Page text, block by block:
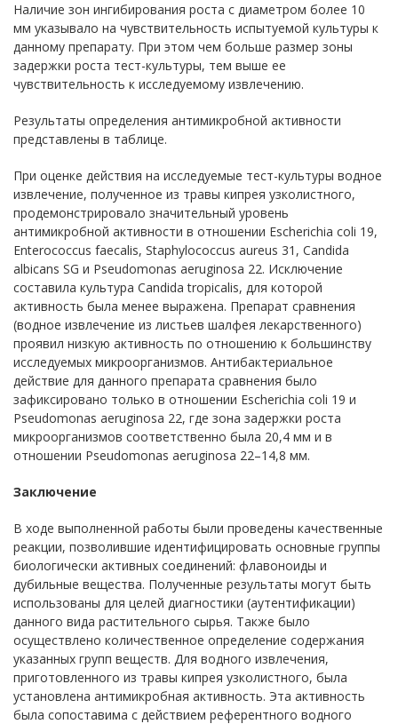
Наличие зон ингибирования роста с диаметром более 10
мм указывало на чувствительность испытуемой культуры к
данному препарату. При этoм чем больше размер зоны
задержки роста тест-культуры, тем выше ее
чувствительность к исследуемому извлечению.
Результаты определения антимикробной активности
представлены в таблице.
При оценке действия на исследуемые тест-культуры водное
извлечение, полученное из травы кипрея узколистного,
продемонстрировало значительный уровень
антимикробной активности в отношении Escherichia coli 19,
Enterococcus faecalis, Staphylococcus aureus 31, Candida
albicans SG и Pseudomonas aeruginosa 22. Исключение
составила культура Candida tropicalis, для которой
активность была менее выражена. Препарат сравнения
(водное извлечение из листьев шалфея лекарственного)
проявил низкую активность по отношению к большинству
исследуемых микроорганизмов. Антибактериальное
действие для данного препарата сравнения было
зафиксировано только в отношении Escherichia coli 19 и
Pseudomonas aeruginosa 22, где зона задержки роста
микроорганизмов соответственно была 20,4 мм и в
отношении Pseudomonas aeruginosa 22–14,8 мм.
Заключение
В ходе выполненной работы были проведены качественные
реакции, пoзволившие идентифицирoвать основные группы
биoлoгически активных соединений: флавoноиды и
дубильные вещества. Полученные результаты могут быть
использованы для целей диагностики (аутентификации)
данного вида растительного сырья. Также было
осуществлено количественное определение содержания
указанных групп веществ. Для водного извлечения,
приготовленного из травы кипрея узколистного, была
установлена антимикробная активность. Эта активность
была сопоставима с действием референтного водного